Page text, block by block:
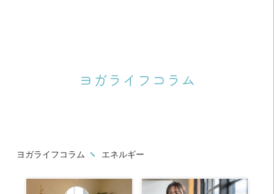
ヨガライフコラム
ヨガライフコラム エネルギー